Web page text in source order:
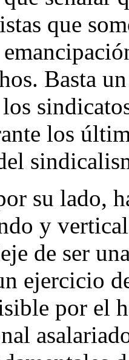
que
Basta
los
su lado,
y
de ser
ejercicio
por el